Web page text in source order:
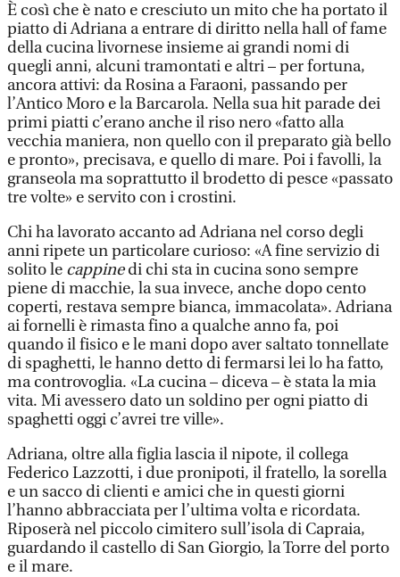
È così che è nato e cresciuto un mito che ha portato il
piatto di Adriana a entrare di diritto nella hall of fame
della cucina livornese insieme ai grandi nomi di
quegli anni, alcuni tramontati e altri – per fortuna,
ancora attivi: da Rosina a Faraoni, passando per
l’Antico Moro e la Barcarola. Nella sua hit parade dei
primi piatti c’erano anche il riso nero «fatto alla
vecchia maniera, non quello con il preparato già bello
e pronto», precisava, e quello di mare. Poi i favolli, la
granseola ma soprattutto il brodetto di pesce «passato
tre volte» e servito con i crostini.
Chi ha lavorato accanto ad Adriana nel corso degli
anni ripete un particolare curioso: «A fine servizio di
solito le cappinedi chi sta in cucina sono sempre
piene di macchie, la sua invece, anche dopo cento
coperti, restava sempre bianca, immacolata». Adriana
ai fornelli è rimasta fino a qualche anno fa, poi
quando il fisico e le mani dopo aver saltato tonnellate
di spaghetti, le hanno detto di fermarsi lei lo ha fatto,
ma controvoglia. «La cucina – diceva – è stata la mia
vita. Mi avessero dato un soldino per ogni piatto di
spaghetti oggi c’avrei tre ville».
Adriana, oltre alla figlia lascia il nipote, il collega
Federico Lazzotti, i due pronipoti, il fratello, la sorella
e un sacco di clienti e amici che in questi giorni
l’hanno abbracciata per l’ultima volta e ricordata.
Riposerà nel piccolo cimitero sull’isola di Capraia,
guardando il castello di San Giorgio, la Torre del porto
e il mare.